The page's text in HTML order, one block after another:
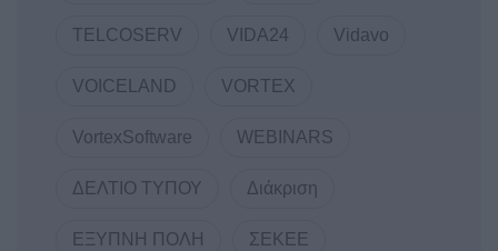
TELCOSERV VIDA24 Vidavo
VOICELAND VORTEX
VortexSoftware WEBINARS
ΔΕΛΤΙΟ ΤΥΠΟΥ Διάκριση
ΕΞΥΠΝΗ ΠΟΛΗ ΣΕΚΕΕ